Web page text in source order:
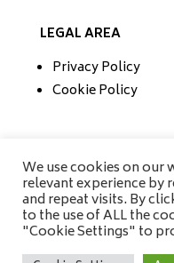
LEGAL AREA
Privacy Policy
Cookie Policy
Tel/Fax 0733 230279
Mobile 335 6670118
info@amisrifiuti.it
We use cookies on our
relevant experience by
and repeat visits. By
to the use of ALL the
"Cookie Settings" to